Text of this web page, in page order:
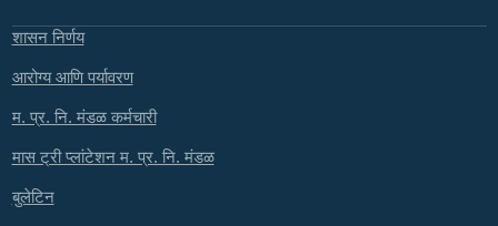
शासन निर्णय
आरोग्य आणि पर्यावरण
म. प्र. नि. मंडळ कर्मचारी
मास ट्री प्लांटेशन म. प्र. नि. मंडळ
बुलेटिन